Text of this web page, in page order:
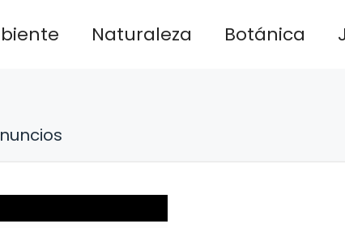
Naturaleza Botánica